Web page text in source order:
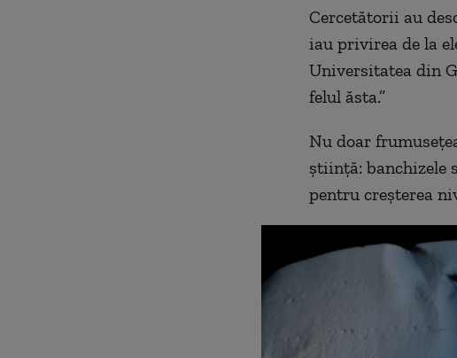
Cercetătorii au
iau privirea de la
Universitatea din
felul ăsta.”
Nu doar
știință: banchizele
pentru creșterea